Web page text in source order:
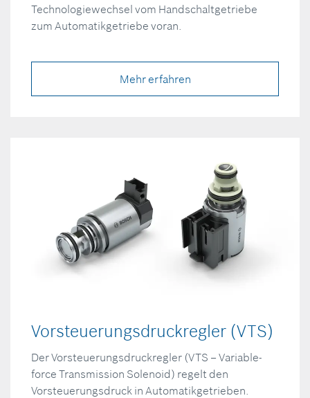
Technologiewechsel vom Handschaltgetriebe
zum Automatikgetriebe voran.
Mehr erfahren
Vorsteuerungsdruckregler (VTS)
Der Vorsteuerungsdruckregler (VTS – Variable-
force Transmission Solenoid) regelt den
Vorsteuerungsdruck in Automatikgetrieben.